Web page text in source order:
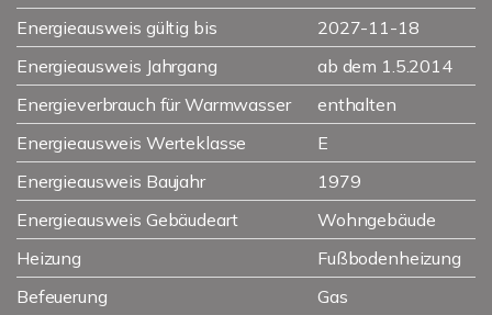
Energieausweis gültig bis
2027-11-18
Energieausweis Jahrgang
ab dem 1.5.2014
Energieverbrauch für Warmwasser
enthalten
Energieausweis Werteklasse
E
Energieausweis Baujahr
1979
Energieausweis Gebäudeart
Wohngebäude
Heizung
Fußbodenheizung
Befeuerung
Gas